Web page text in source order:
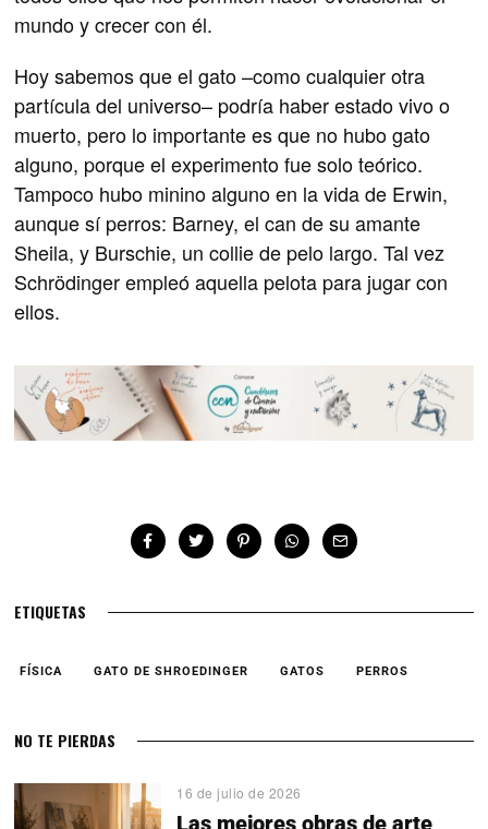
mundo y crecer con él.
Hoy sabemos que el gato –como cualquier otra
partícula del universo– podría haber estado vivo o
muerto, pero lo importante es que no hubo gato
alguno, porque el experimento fue solo teórico.
Tampoco hubo minino alguno en la vida de Erwin,
aunque sí perros: Barney, el can de su amante
Sheila, y Burschie, un collie de pelo largo. Tal vez
Schrödinger empleó aquella pelota para jugar con
ellos.
ETIQUETAS
FÍSICA GATO DE SHROEDINGER GATOS PERROS
NO TE PIERDAS
16 de julio de 2026